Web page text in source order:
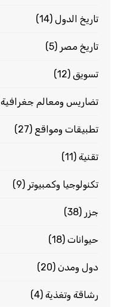
تاريخ الدول (14)
تاريخ مصر (5)
تسويق (12)
تضاريس ومعالم جغرافية
تطبيقات ومواقع (27)
تقنية (11)
تكنولوجيا وكمبيوتر (9)
جزر (38)
حيوانات (18)
دول ومدن (20)
رشاقة وتغذية (4)